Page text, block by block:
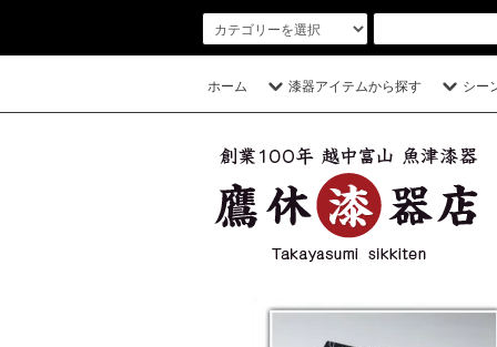
ホーム 漆器アイテムから探す シー